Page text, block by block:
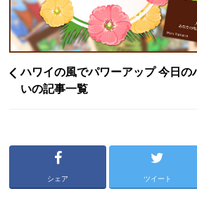
ハワイの風でパワーアップ 今日の
いの記事一覧
シェア ツイート